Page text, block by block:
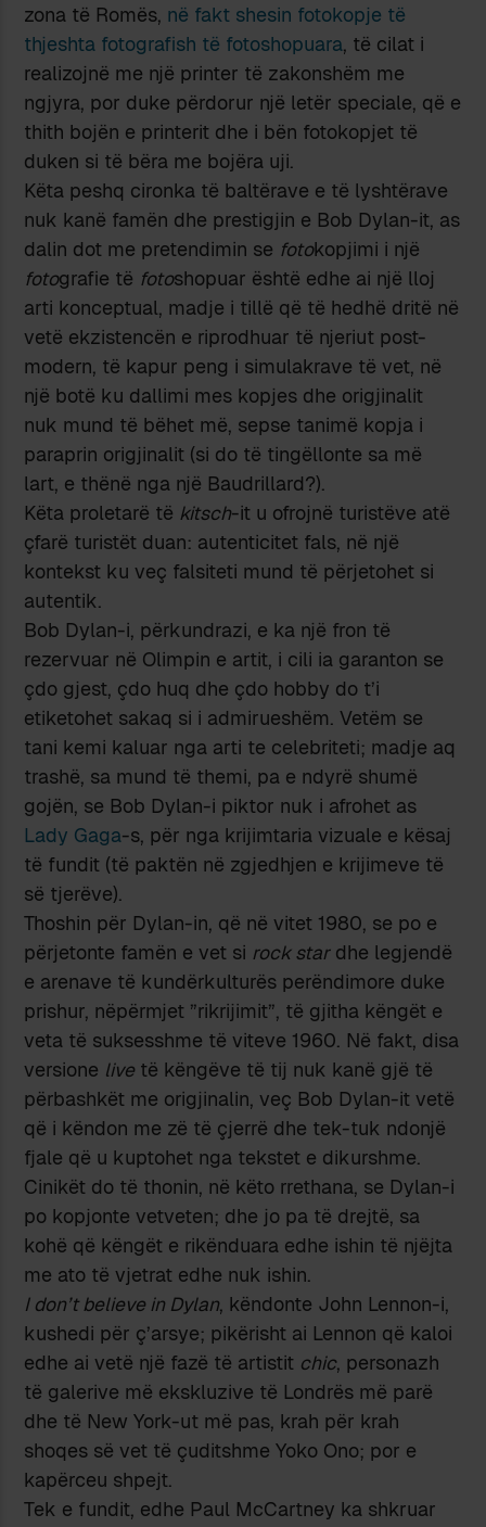
zona të Romës, në fakt shesin fotokopje të
thjeshta fotografish të fotoshopuara, të cilat i
realizojnë me një printer të zakonshëm me
ngjyra, por duke përdorur një letër speciale, që e
thith bojën e printerit dhe i bën fotokopjet të
duken si të bëra me bojëra uji.
Këta peshq cironka të baltërave e të lyshtërave
nuk kanë famën dhe prestigjin e Bob Dylan-it, as
dalin dot me pretendimin se fotokopjimi i një
fotografie të fotoshopuar është edhe ai një lloj
arti konceptual, madje i tillë që të hedhë dritë në
vetë ekzistencën e riprodhuar të njeriut post-
modern, të kapur peng i simulakrave të vet, në
një botë ku dallimi mes kopjes dhe origjinalit
nuk mund të bëhet më, sepse tanimë kopja i
paraprin origjinalit (si do të tingëllonte sa më
lart, e thënë nga një Baudrillard?).
Këta proletarë të kitsch-it u ofrojnë turistëve atë
çfarë turistët duan: autenticitet fals, në një
kontekst ku veç falsiteti mund të përjetohet si
autentik.
Bob Dylan-i, përkundrazi, e ka një fron të
rezervuar në Olimpin e artit, i cili ia garanton se
çdo gjest, çdo huq dhe çdo hobby do t’i
etiketohet sakaq si i admirueshëm. Vetëm se
tani kemi kaluar nga arti te celebriteti; madje aq
trashë, sa mund të themi, pa e ndyrë shumë
gojën, se Bob Dylan-i piktor nuk i afrohet as
Lady Gaga-s, për nga krijimtaria vizuale e kësaj
të fundit (të paktën në zgjedhjen e krijimeve të
së tjerëve).
Thoshin për Dylan-in, që në vitet 1980, se po e
përjetonte famën e vet si rock stardhe legjendë
e arenave të kundërkulturës perëndimore duke
prishur, nëpërmjet ”rikrijimit”, të gjitha këngët e
veta të suksesshme të viteve 1960. Në fakt, disa
versione live të këngëve të tij nuk kanë gjë të
përbashkët me origjinalin, veç Bob Dylan-it vetë
që i këndon me zë të çjerrë dhe tek-tuk ndonjë
fjale që u kuptohet nga tekstet e dikurshme.
Cinikët do të thonin, në këto rrethana, se Dylan-i
po kopjonte vetveten; dhe jo pa të drejtë, sa
kohë që këngët e rikënduara edhe ishin të njëjta
me ato të vjetrat edhe nuk ishin.
I don’t believe in Dylan, këndonte John Lennon-i,
kushedi për ç’arsye; pikërisht ai Lennon që kaloi
edhe ai vetë një fazë të artistit chic, personazh
të galerive më ekskluzive të Londrës më parë
dhe të New York-ut më pas, krah për krah
shoqes së vet të çuditshme Yoko Ono; por e
kapërceu shpejt.
Tek e fundit, edhe Paul McCartney ka shkruar